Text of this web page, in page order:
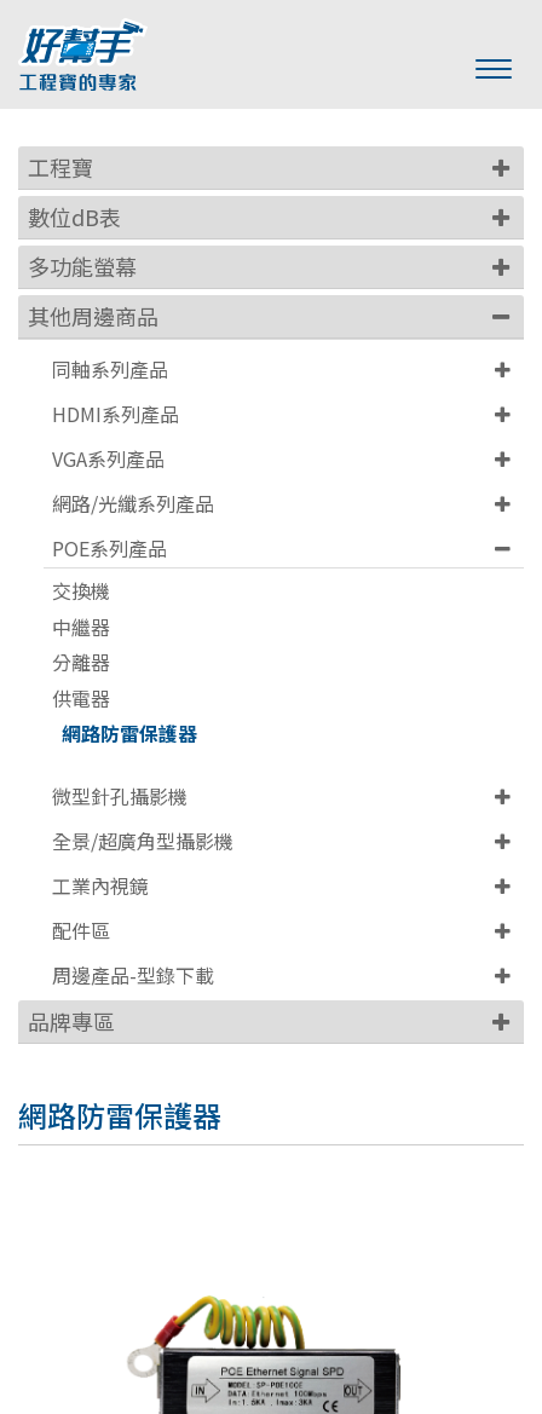
工程寶
數位dB表
多功能螢幕
其他周邊商品
同軸系列產品
HDMI系列產品
VGA系列產品
網路/光纖系列產品
POE系列產品
交換機
中繼器
分離器
供電器
網路防雷保護器
微型針孔攝影機
全景/超廣角型攝影機
工業內視鏡
配件區
周邊產品-型錄下載
品牌專區
網路防雷保護器